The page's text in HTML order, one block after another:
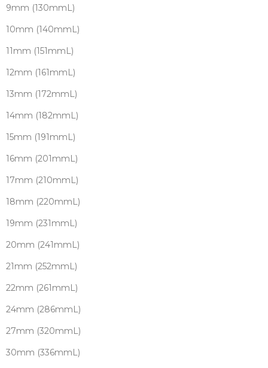
9mm (130mmL)
10mm (140mmL)
11mm (151mmL)
12mm (161mmL)
13mm (172mmL)
14mm (182mmL)
15mm (191mmL)
16mm (201mmL)
17mm (210mmL)
18mm (220mmL)
19mm (231mmL)
20mm (241mmL)
21mm (252mmL)
22mm (261mmL)
24mm (286mmL)
27mm (320mmL)
30mm (336mmL)